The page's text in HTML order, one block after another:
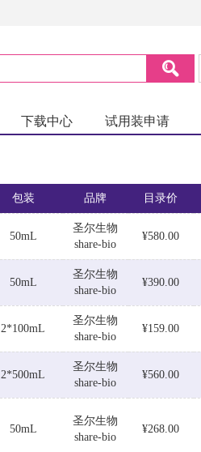
下载中心 试用装申请
包装 品牌 目录价
50mL
圣尔生物
share-bio
¥580.00
50mL
圣尔生物
share-bio
¥390.00
2*100mL
圣尔生物
share-bio
¥159.00
2*500mL
圣尔生物
share-bio
¥560.00
50mL
圣尔生物
share-bio
¥268.00